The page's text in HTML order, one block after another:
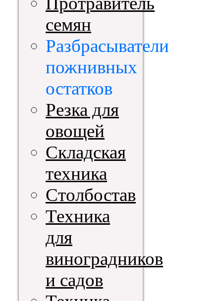
семян
Разбрасыватели
пожнивных
остатков
Резка для
овощей
Складская
техника
Столбостав
Техника
для
виноградников
и садов